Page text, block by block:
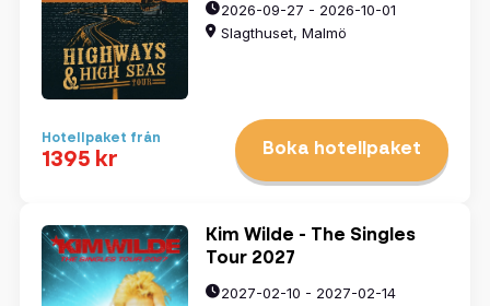
2026-09-27 - 2026-10-01
Slagthuset, Malmö
Hotellpaket från
1395 kr Boka hotellpaket
Kim Wilde - The Singles
Tour 2027
2027-02-10 - 2027-02-14